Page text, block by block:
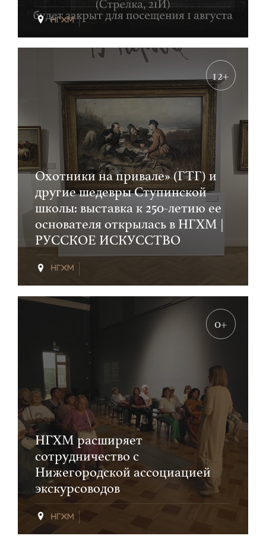
12+
Охотники на привале» (ГТГ) и
другие шедевры Ступинской
школы: выставка к 250-летию ее
основателя открылась в НГХМ |
РУССКОЕ ИСКУССТВО
0+
НГХМ расширяет
сотрудничество с
Нижегородской ассоциацией
экскурсоводов